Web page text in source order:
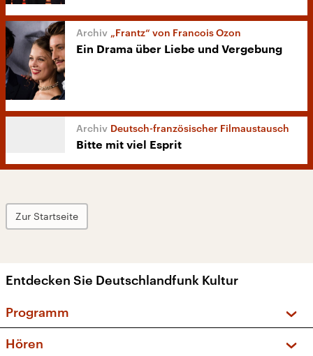
„Frantz“ von Francois Ozon
Ein Drama über Liebe und Vergebung
Deutsch-französischer Filmaustausch
Bitte mit viel Esprit
Zur Startseite
Entdecken Sie Deutschlandfunk Kultur
Programm
Hören